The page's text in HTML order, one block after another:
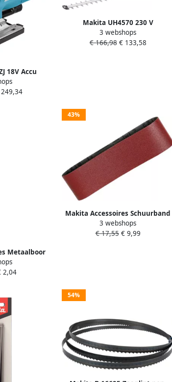
18V Accu
| Zonder
DJV182ZJ
Makita UH4570 230 V
Heggenschaar 45 cm | Mtools
3 webshops
€ 166,98€ 133,58
Metaalboor
D-15855
43%
Makita Accessoires Schuurband
K120 76x610 Red P-37356
3 webshops
€ 17,55€ 9,99
54%